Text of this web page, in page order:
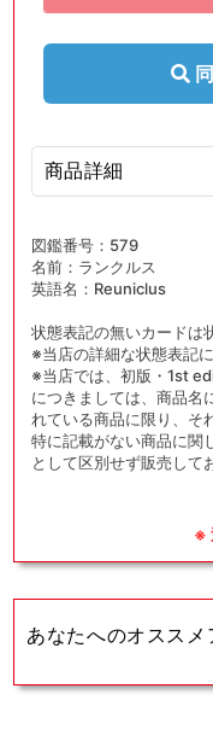
商品詳細
図鑑番号：579
名前：ランクルス
英語名：Reuniclus
状態表記の無いカードは
※当店の詳細な状態表記
※当店では、初版・1st
につきましては、商品名
れている商品に限り、そ
特に記載がない商品に関
として区別せず販売して
※
あなたへのオススメ